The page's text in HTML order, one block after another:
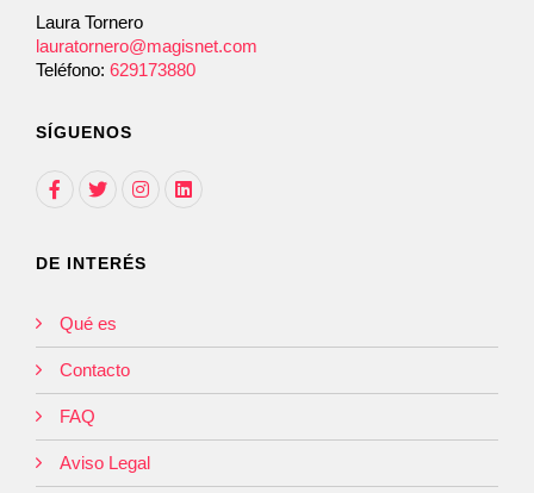
Laura Tornero
lauratornero@magisnet.com
Teléfono: 629173880
SÍGUENOS
DE INTERÉS
Qué es
Contacto
FAQ
Aviso Legal